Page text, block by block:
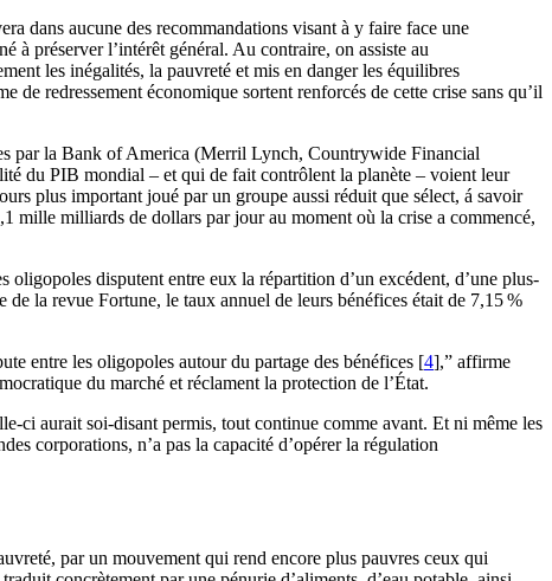
dans aucune des recommandations visant à y faire face une
à préserver l’intérêt général. Au contraire, on assiste au
les inégalités, la pauvreté et mis en danger les équilibres
redressement économique sortent renforcés de cette crise sans qu’il
par la Bank of America (Merril Lynch, Countrywide Financial
du PIB mondial – et qui de fait contrôlent la planète – voient leur
plus important joué par un groupe aussi réduit que sélect, á savoir
mille milliards de dollars par jour au moment où la crise a commencé,
oligopoles disputent entre eux la répartition d’un excédent, d’une plus-
la revue Fortune, le taux annuel de leurs bénéfices était de 7,15 %
entre les oligopoles autour du partage des bénéfices [4],” affirme
du marché et réclament la protection de l’État.
ci aurait soi-disant permis, tout continue comme avant. Et ni même les
corporations, n’a pas la capacité d’opérer la régulation
par un mouvement qui rend encore plus pauvres ceux qui